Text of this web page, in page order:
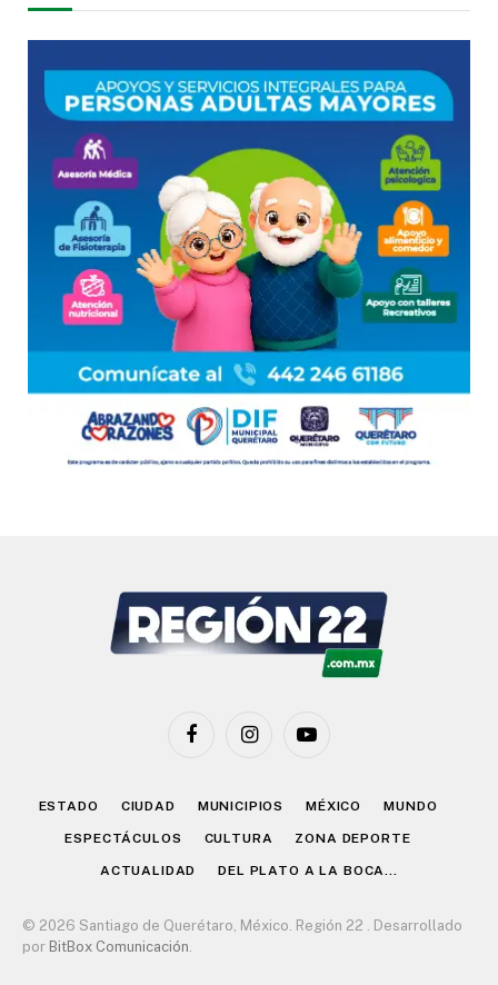
FacebookInstagramYouTube
ESTADO CIUDAD MUNICIPIOS MÉXICO MUNDO
ESPECTÁCULOS CULTURA ZONA DEPORTE
ACTUALIDAD DEL PLATO A LA BOCA…
© 2026 Santiago de Querétaro, México. Región 22 . Desarrollado
por BitBox Comunicación